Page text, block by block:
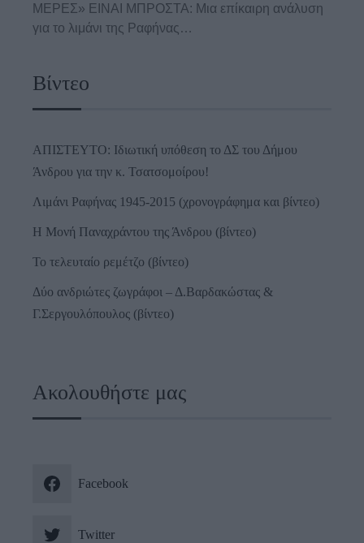
ΜΕΡΕΣ» ΕΙΝΑΙ ΜΠΡΟΣΤΑ: Μια επίκαιρη ανάλυση
για το λιμάνι της Ραφήνας…
Βίντεο
ΑΠΙΣΤΕΥΤΟ: Ιδιωτική υπόθεση το ΔΣ του Δήμου
Άνδρου για την κ. Τσατσομοίρου!
Λιμάνι Ραφήνας 1945-2015 (χρονογράφημα και βίντεο)
Η Μονή Παναχράντου της Άνδρου (βίντεο)
Το τελευταίο ρεμέτζο (βίντεο)
Δύο ανδριώτες ζωγράφοι – Δ.Βαρδακώστας &
Γ.Σεργουλόπουλος (βίντεο)
Ακολουθήστε μας
Facebook
Twitter